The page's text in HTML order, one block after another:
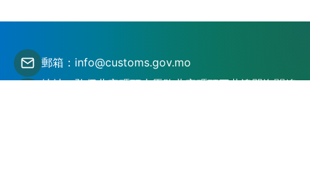
郵箱：info@customs.gov.mo
地址：氹仔北安碼頭大馬路北安碼頭三巷澳門海關總